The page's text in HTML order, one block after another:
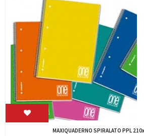
MAXIQUADERNO SPIRALATO PPL